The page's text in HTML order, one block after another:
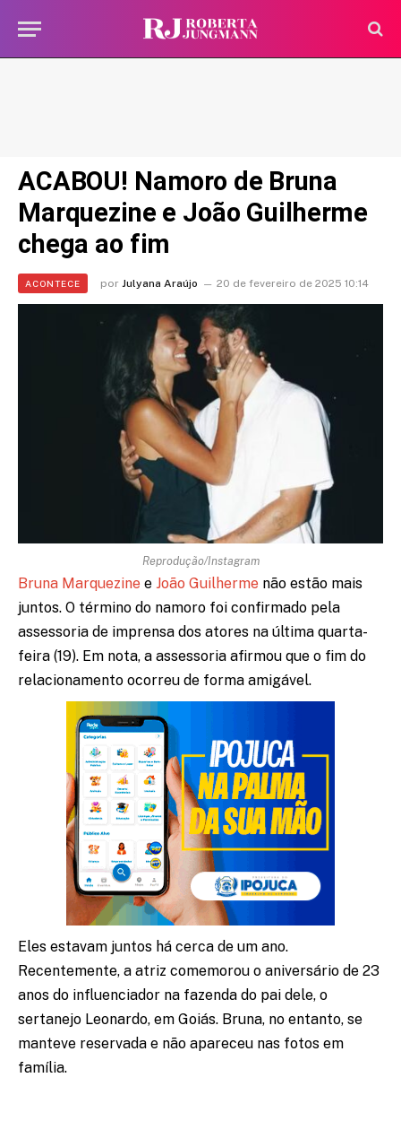
ACABOU! Namoro de Bruna
Marquezine e João Guilherme
chega ao fim
ACONTECE por Julyana Araújo 20 de fevereiro de 2025 10:14
Reprodução/Instagram
Bruna Marquezine e João Guilherme não estão mais
juntos. O término do namoro foi confirmado pela
assessoria de imprensa dos atores na última quarta-
feira (19). Em nota, a assessoria afirmou que o fim do
relacionamento ocorreu de forma amigável.
Eles estavam juntos há cerca de um ano.
Recentemente, a atriz comemorou o aniversário de 23
anos do influenciador na fazenda do pai dele, o
sertanejo Leonardo, em Goiás. Bruna, no entanto, se
manteve reservada e não apareceu nas fotos em
família.